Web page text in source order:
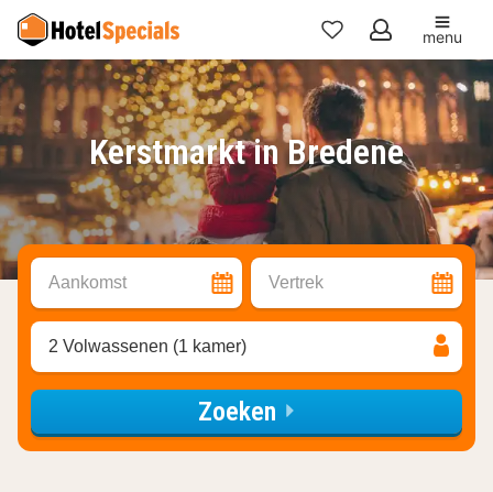
Mijn
favorieten
menu
Kerstmarkt in Bredene
Aankomst Vertrek
2 Volwassenen (1 kamer)
Zoeken